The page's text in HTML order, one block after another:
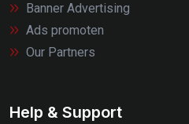
Banner Advertising
Ads promoten
Our Partners
Help & Support